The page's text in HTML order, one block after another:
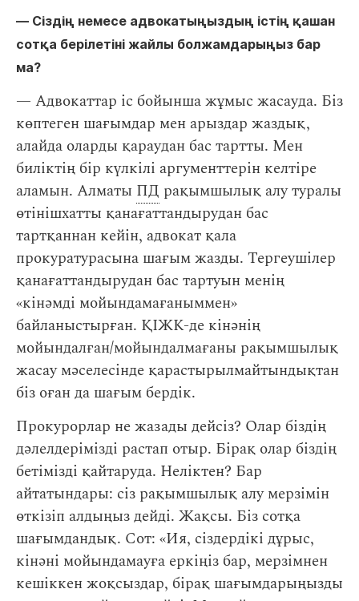
― Сіздің немесе адвокатыңыздың істің қашан
сотқа берілетіні жайлы болжамдарыңыз бар
ма?
— Адвокаттар іс бойынша жұмыс жасауда. Біз
көптеген шағымдар мен арыздар жаздық,
алайда оларды қараудан бас тартты. Мен
биліктің бір күлкілі аргументтерін келтіре
аламын. Алматы ПД рақымшылық алу туралы
өтінішхатты қанағаттандырудан бас
тартқаннан кейін, адвокат қала
прокуратурасына шағым жазды. Тергеушілер
қанағаттандырудан бас тартуын менің
«кінәмді мойындамағаныммен»
байланыстырған. ҚІЖК-де кінәнің
мойындалған/мойындалмағаны рақымшылық
жасау мәселесінде қарастырылмайтындықтан
біз оған да шағым бердік.
Прокурорлар не жазады дейсіз? Олар біздің
дәлелдерімізді растап отыр. Бірақ олар біздің
бетімізді қайтаруда. Неліктен? Бар
айтатындары: сіз рақымшылық алу мерзімін
өткізіп алдыңыз дейді. Жақсы. Біз сотқа
шағымдандық. Сот: «Ия, сіздердікі дұрыс,
кінәні мойындамауға еркіңіз бар, мерзімнен
кешіккен жоқсыздар, бірақ шағымдарыңызды